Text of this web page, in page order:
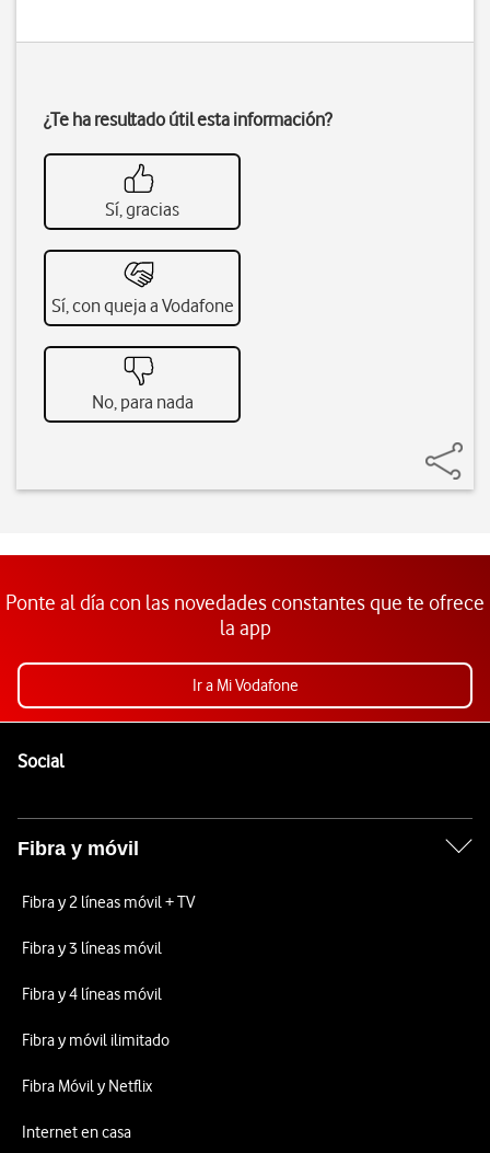
¿Te ha resultado útil esta información?
Sí, gracias
Sí, con queja a Vodafone
No, para nada
Ponte al día con las novedades constantes que te ofrece
la app
Ir a Mi Vodafone
SocialEnlaces a las redes sociales de Vodafone
Fibra y móvil
Fibra y 2 líneas móvil + TV
Fibra y 3 líneas móvil
Fibra y 4 líneas móvil
Fibra y móvil ilimitado
Fibra Móvil y Netflix
Internet en casa